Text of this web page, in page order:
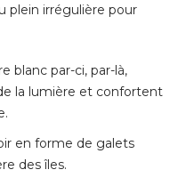
plein irrégulière pour
blanc par-ci, par-là,
la lumière et confortent
en forme de galets
des îles.